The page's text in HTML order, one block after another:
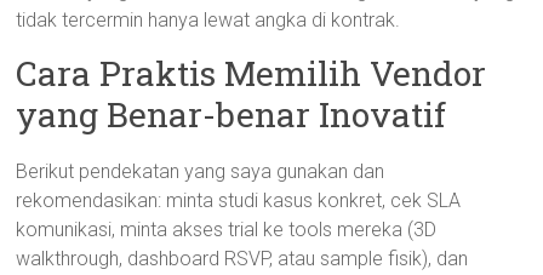
tidak tercermin hanya lewat angka di kontrak.
Cara Praktis Memilih Vendor
yang Benar-benar Inovatif
Berikut pendekatan yang saya gunakan dan
rekomendasikan: minta studi kasus konkret, cek SLA
komunikasi, minta akses trial ke tools mereka (3D
walkthrough, dashboard RSVP, atau sample fisik), dan